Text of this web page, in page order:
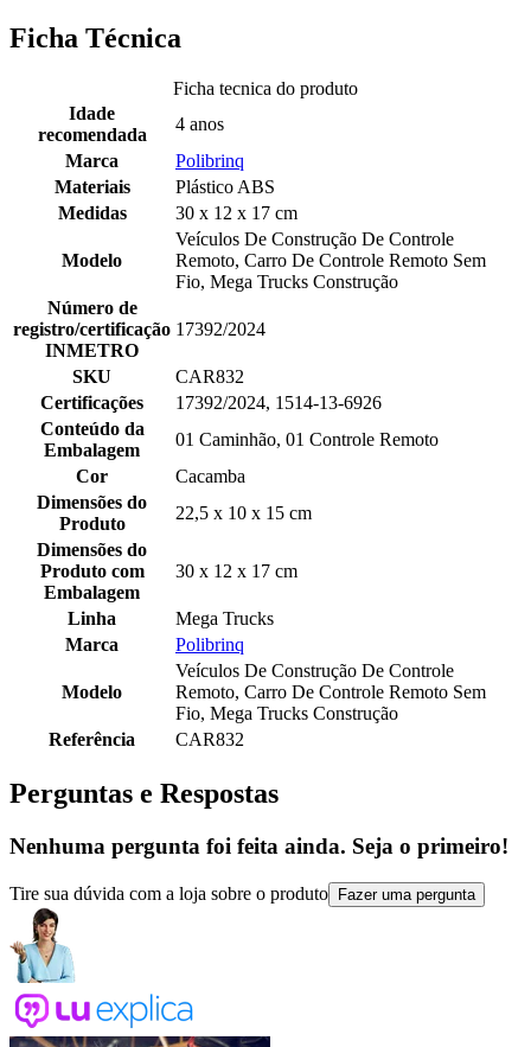
Ficha Técnica
Ficha tecnica do produto
Idade
recomendada
4 anos
Marca
Polibrinq
Materiais
Plástico ABS
Medidas
30 x 12 x 17 cm
Modelo
Veículos De Construção De Controle
Remoto, Carro De Controle Remoto Sem
Fio, Mega Trucks Construção
Número de
registro/certificação
INMETRO
17392/2024
SKU
CAR832
Certificações
17392/2024, 1514-13-6926
Conteúdo da
Embalagem
01 Caminhão, 01 Controle Remoto
Cor
Cacamba
Dimensões do
Produto
22,5 x 10 x 15 cm
Dimensões do
Produto com
Embalagem
30 x 12 x 17 cm
Linha
Mega Trucks
Marca
Polibrinq
Modelo
Veículos De Construção De Controle
Remoto, Carro De Controle Remoto Sem
Fio, Mega Trucks Construção
Referência
CAR832
Perguntas e Respostas
Nenhuma pergunta foi feita ainda. Seja o primeiro!
Tire sua dúvida com a loja sobre o produto Fazer uma pergunta